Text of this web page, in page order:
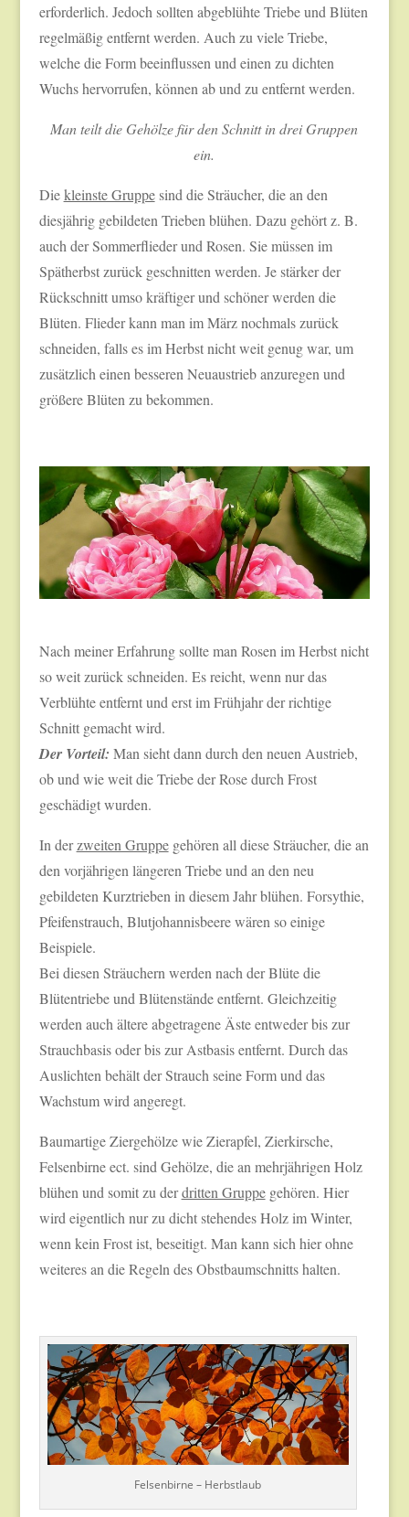
erforderlich. Jedoch sollten abgeblühte Triebe und Blüten
regelmäßig entfernt werden. Auch zu viele Triebe,
welche die Form beeinflussen und einen zu dichten
Wuchs hervorrufen, können ab und zu entfernt werden.
Man teilt die Gehölze für den Schnitt in drei Gruppen
ein.
Diekleinste Gruppesind die Sträucher, die an den
diesjährig gebildeten Trieben blühen. Dazu gehört z. B.
auch der Sommerflieder und Rosen. Sie müssen im
Spätherbst zurück geschnitten werden. Je stärker der
Rückschnitt umso kräftiger und schöner werden die
Blüten. Flieder kann man im März nochmals zurück
schneiden, falls es im Herbst nicht weit genug war, um
zusätzlich einen besseren Neuaustrieb anzuregen und
größere Blüten zu bekommen.
Nach meiner Erfahrung sollte man Rosen im Herbst nicht
so weit zurück schneiden. Es reicht, wenn nur das
Verblühte entfernt und erst im Frühjahr der richtige
Schnitt gemacht wird.
Der Vorteil: Man sieht dann durch den neuen Austrieb,
ob und wie weit die Triebe der Rose durch Frost
geschädigt wurden.
In derzweiten Gruppegehören all diese Sträucher, die an
den vorjährigen längeren Triebe und an den neu
gebildeten Kurztrieben in diesem Jahr blühen. Forsythie,
Pfeifenstrauch, Blutjohannisbeere wären so einige
Beispiele.
Bei diesen Sträuchern werden nach der Blüte die
Blütentriebe und Blütenstände entfernt. Gleichzeitig
werden auch ältere abgetragene Äste entweder bis zur
Strauchbasis oder bis zur Astbasis entfernt. Durch das
Auslichten behält der Strauch seine Form und das
Wachstum wird angeregt.
Baumartige Ziergehölze wie Zierapfel, Zierkirsche,
Felsenbirne ect. sind Gehölze, die an mehrjährigen Holz
blühen und somit zu derdritten Gruppegehören. Hier
wird eigentlich nur zu dicht stehendes Holz im Winter,
wenn kein Frost ist, beseitigt. Man kann sich hier ohne
weiteres an die Regeln des Obstbaumschnitts halten.
Felsenbirne – Herbstlaub